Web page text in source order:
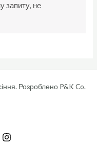
запиту, не
Розроблено P&K Co.